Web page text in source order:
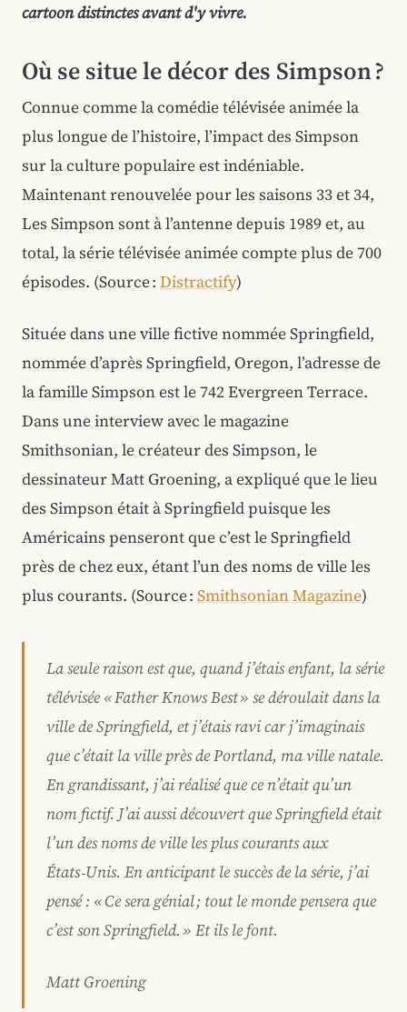
cartoon distinctes avant d'y vivre.
Où se situe le décor des Simpson ?
Connue comme la comédie télévisée animée la
plus longue de l’histoire, l’impact des Simpson
sur la culture populaire est indéniable.
Maintenant renouvelée pour les saisons 33 et 34,
Les Simpson sont à l’antenne depuis 1989 et, au
total, la série télévisée animée compte plus de 700
épisodes. (Source : Distractify)
Située dans une ville fictive nommée Springfield,
nommée d’après Springfield, Oregon, l’adresse de
la famille Simpson est le 742 Evergreen Terrace.
Dans une interview avec le magazine
Smithsonian, le créateur des Simpson, le
dessinateur Matt Groening, a expliqué que le lieu
des Simpson était à Springfield puisque les
Américains penseront que c’est le Springfield
près de chez eux, étant l’un des noms de ville les
plus courants. (Source : Smithsonian Magazine)
La seule raison est que, quand j’étais enfant, la série
télévisée « Father Knows Best » se déroulait dans la
ville de Springfield, et j’étais ravi car j’imaginais
que c’était la ville près de Portland, ma ville natale.
En grandissant, j’ai réalisé que ce n’était qu’un
nom fictif. J’ai aussi découvert que Springfield était
l’un des noms de ville les plus courants aux
États‑Unis. En anticipant le succès de la série, j’ai
pensé : « Ce sera génial ; tout le monde pensera que
c’est son Springfield. » Et ils le font.
Matt Groening